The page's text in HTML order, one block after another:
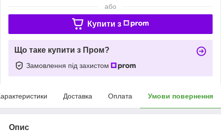
або
Купити з
Що таке купити з Пром?
Замовлення під захистом
Доставка Оплата Умови повернення
Опис